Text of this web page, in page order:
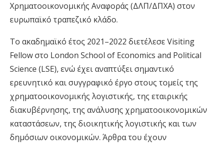
Χρηματοοικονομικής Αναφοράς (ΔΛΠ/ΔΠΧΑ) στον
ευρωπαϊκό τραπεζικό κλάδο.
Το ακαδημαϊκό έτος 2021–2022 διετέλεσε Visiting
Fellow στο London School of Economics and Political
Science (LSE), ενώ έχει αναπτύξει σημαντικό
ερευνητικό και συγγραφικό έργο στους τομείς της
χρηματοοικονομικής λογιστικής, της εταιρικής
διακυβέρνησης, της ανάλυσης χρηματοοικονομικών
καταστάσεων, της διοικητικής λογιστικής και των
δημόσιων οικονομικών. Άρθρα του έχουν